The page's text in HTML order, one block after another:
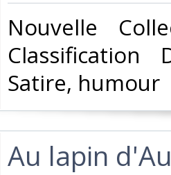
‎Nouvelle
Classification
Satire, humour‎
‎Au lapin